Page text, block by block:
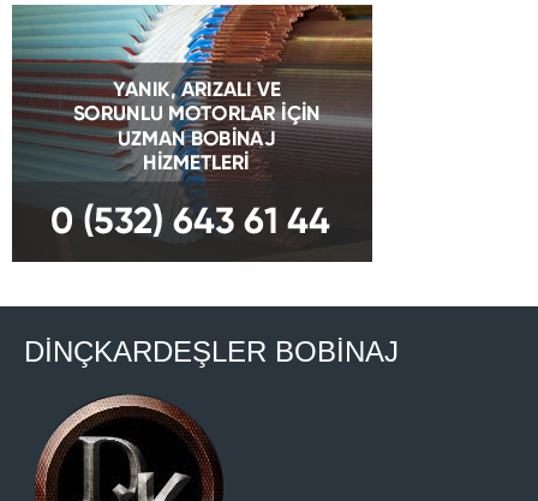
DİNÇKARDEŞLER BOBİNAJ